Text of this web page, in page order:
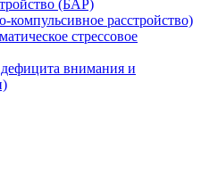
(БАР)
расстройство)
стрессовое
внимания и